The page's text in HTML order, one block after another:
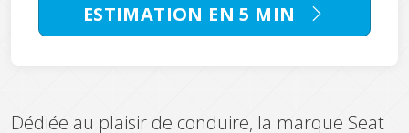
ESTIMATION EN 5 MIN
Dédiée au plaisir de conduire, la marque Seat